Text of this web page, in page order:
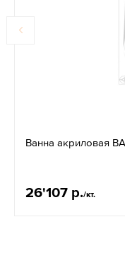
Ванна акриловая
26'107 р./кт.